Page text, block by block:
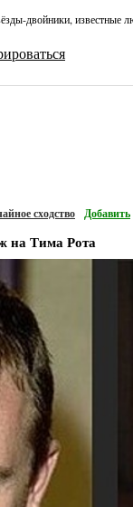
двойники, известные
сходство Добавить
на Тима Рота